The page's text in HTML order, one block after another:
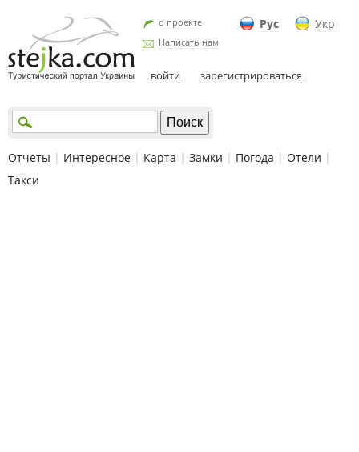
Рус Укр
о проекте
Написать нам
войти зарегистрироваться
Отчеты | Интересное | Карта | Замки | Погода | Отели |
Такси